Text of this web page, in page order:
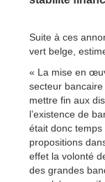
Suite à ces
vert belge,
« La mise en
secteur
mettre fin aux
l’existence de
était donc
propositions
effet la volonté
des grandes